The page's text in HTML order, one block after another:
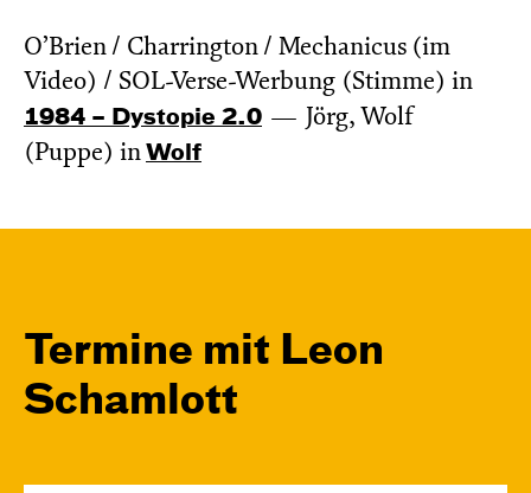
O’Brien / Charrington / Mechanicus (im
Video) / SOL-Verse-Werbung (Stimme) in
1984 – Dystopie 2.0
Jörg, Wolf
(Puppe) in Wolf
Termine mit Leon
Schamlott